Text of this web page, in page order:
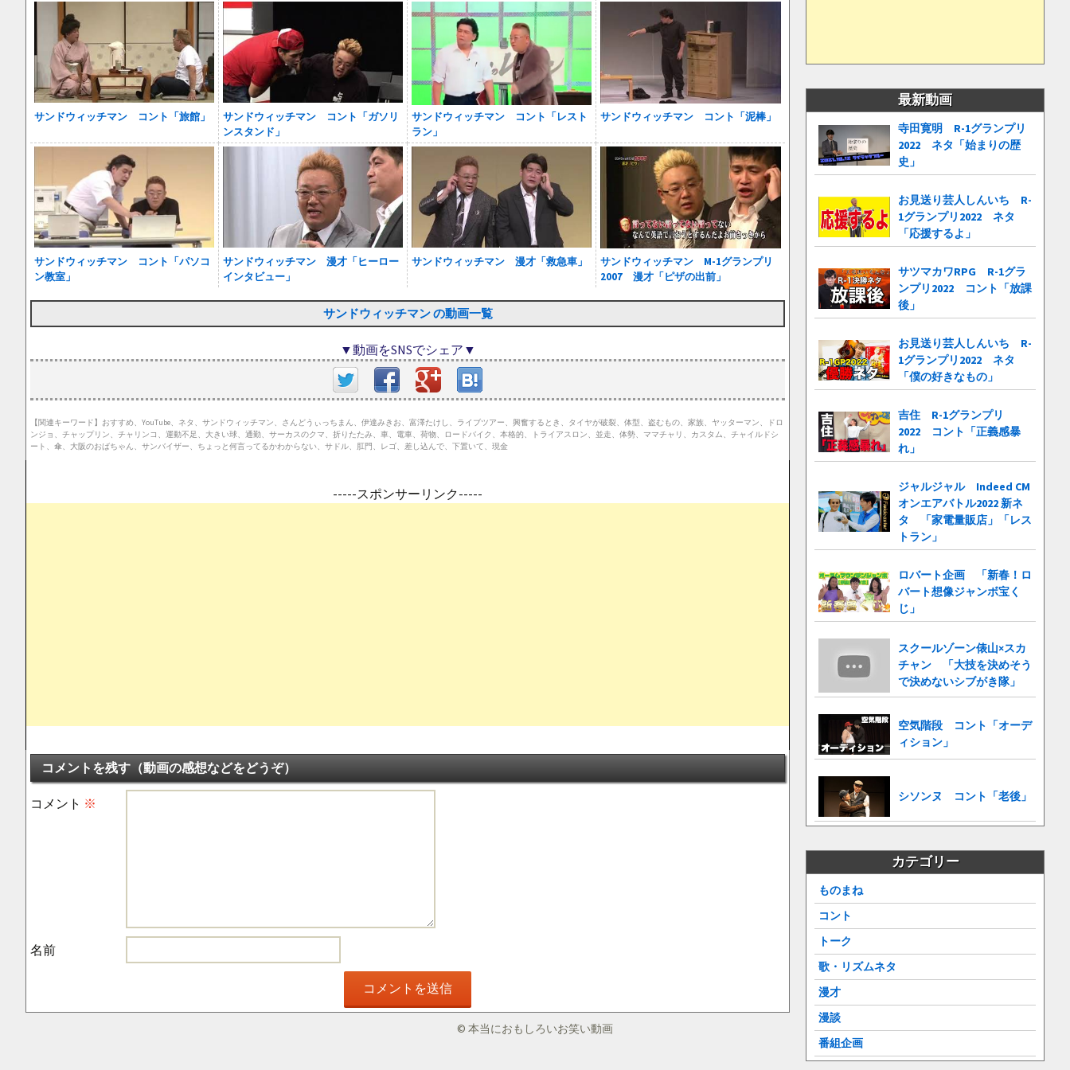
サンドウィッチマン コント「旅館」
サンドウィッチマン コント「ガソリ
ンスタンド」
サンドウィッチマン コント「レスト
ラン」
サンドウィッチマン コント「泥棒」
サンドウィッチマン コント「パソコ
ン教室」
サンドウィッチマン 漫才「ヒーロー
インタビュー」
サンドウィッチマン 漫才「救急車」
サンドウィッチマン M-1グランプリ
2007 漫才「ピザの出前」
サンドウィッチマン の動画一覧
▼動画をSNSでシェア▼
【関連キーワード】おすすめ、YouTube、ネタ、サンドウィッチマン、さんどうぃっちまん、伊達みきお、富澤たけし、ライブツアー、興奮するとき、タイヤが破裂、体型、盗むもの、家族、ヤッターマン、ドロ
ンジョ、チャップリン、チャリンコ、運動不足、大きい球、通勤、サーカスのクマ、折りたたみ、車、電車、荷物、ロードバイク、本格的、トライアスロン、並走、体勢、ママチャリ、カスタム、チャイルドシ
ート、傘、大阪のおばちゃん、サンバイザー、ちょっと何言ってるかわからない、サドル、肛門、レゴ、差し込んで、下置いて、現金
-----スポンサーリンク-----
コメントを残す（動画の感想などをどうぞ）
コメント ※
名前
最新動画
寺田寛明 R-1グランプリ
2022 ネタ「始まりの歴
史」
お見送り芸人しんいち R-
1グランプリ2022 ネタ
「応援するよ」
サツマカワRPG R-1グラ
ンプリ2022 コント「放課
後」
お見送り芸人しんいち R-
1グランプリ2022 ネタ
「僕の好きなもの」
吉住 R-1グランプリ
2022 コント「正義感暴
れ」
ジャルジャル Indeed CM
オンエアバトル2022 新ネ
タ 「家電量販店」「レス
トラン」
ロバート企画 「新春！ロ
バート想像ジャンボ宝く
じ」
スクールゾーン俵山×スカ
チャン 「大技を決めそう
で決めないシブがき隊」
空気階段 コント「オーデ
ィション」
シソンヌ コント「老後」
カテゴリー
ものまね
コント
トーク
歌・リズムネタ
漫才
漫談
番組企画
© 本当におもしろいお笑い動画